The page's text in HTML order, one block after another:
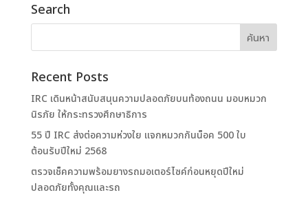
Search
Recent Posts
IRC เดินหน้าสนับสนุนความปลอดภัยบนท้องถนน มอบหมวก
นิรภัย ให้กระทรวงศึกษาธิการ
55 ปี IRC ส่งต่อความห่วงใย แจกหมวกกันน็อค 500 ใบ
ต้อนรับปีใหม่ 2568
ตรวจเช็คความพร้อมยางรถมอเตอร์ไซค์ก่อนหยุดปีใหม่
ปลอดภัยทั้งคุณและรถ